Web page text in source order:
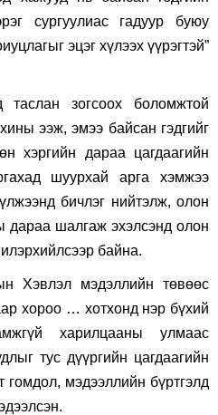
сургуулиас гадуур буюу
эцэг хүлээх үүрэгтэй”
таслан зогсоох боломжтой
ээж, эмээ байсан гэдгийг
хэргийн дараа цагдаагийн
шуурхай арга хэмжээ
бичлэг нийтэлж, олон
дараа шалгаж эхэлсэнд олон
байна.
Хэвлэл мэдэллийн төвөөс
хороо … хотхонд нэр бүхий
харилцааны улмаас
тус дүүргийн цагдаагийн
гомдол, мэдээллийн бүртгэлд